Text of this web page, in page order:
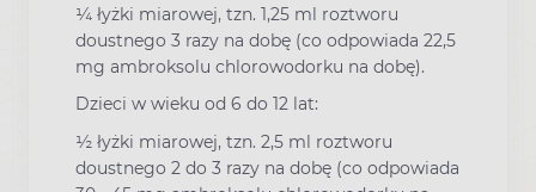
¼ łyżki miarowej, tzn. 1,25 ml roztworu
doustnego 3 razy na dobę (co odpowiada 22,5
mg ambroksolu chlorowodorku na dobę).
Dzieci w wieku od 6 do 12 lat:
½ łyżki miarowej, tzn. 2,5 ml roztworu
doustnego 2 do 3 razy na dobę (co odpowiada